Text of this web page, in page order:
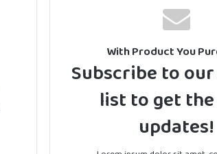
With Product You
Subscribe to
list to get
updates!